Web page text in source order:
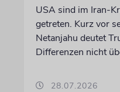
USA sind im Iran-
getreten. Kurz vor
Netanjahu deutet
Differenzen nicht
28.07.2026